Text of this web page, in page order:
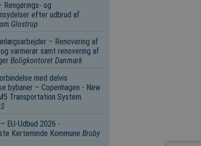
Rengørings- og
efter udbrud af
Glostrup
– Renovering af
varmerør samt renovering af
Boligkontoret Danmark
med delvis
bybaner – Copenhagen - New
Transportation System
EU-Udbud 2026 -
Kerteminde Kommune Broby